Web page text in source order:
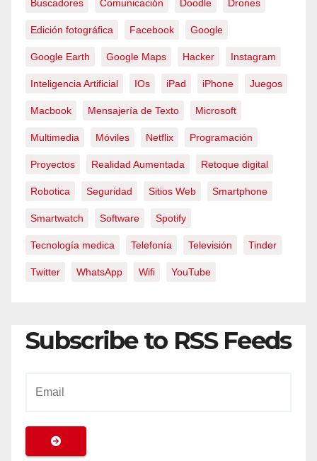
Buscadores Comunicación Doodle Drones
Edición fotográfica Facebook Google
Google Earth Google Maps Hacker Instagram
Inteligencia Artificial IOs iPad iPhone Juegos
Macbook Mensajería de Texto Microsoft
Multimedia Móviles Netflix Programación
Proyectos Realidad Aumentada Retoque digital
Robotica Seguridad Sitios Web Smartphone
Smartwatch Software Spotify
Tecnología medica Telefonía Televisión Tinder
Twitter WhatsApp Wifi YouTube
Subscribe to RSS Feeds